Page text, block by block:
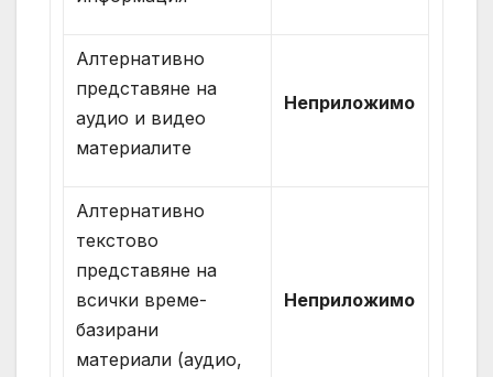
Алтернативно
представяне на
аудио и видео
материалите
Неприложимо
Алтернативно
текстово
представяне на
всички време-
базирани
материали (аудио,
Неприложимо